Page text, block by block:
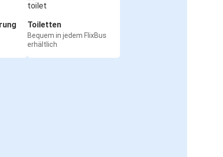
Toiletten
Bequem in jedem FlixBus
erhältlich